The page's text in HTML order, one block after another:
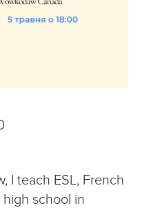
I teach ESL, French
school in